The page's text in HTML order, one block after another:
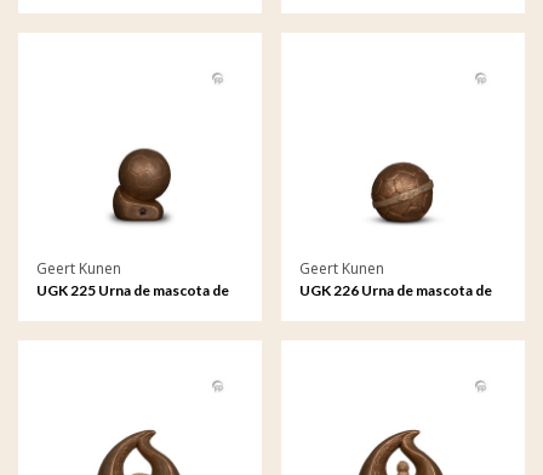
Geert Kunen
UGK 225 Urna de mascota de
Geert Kunen
UGK 226 Urna de mascota de